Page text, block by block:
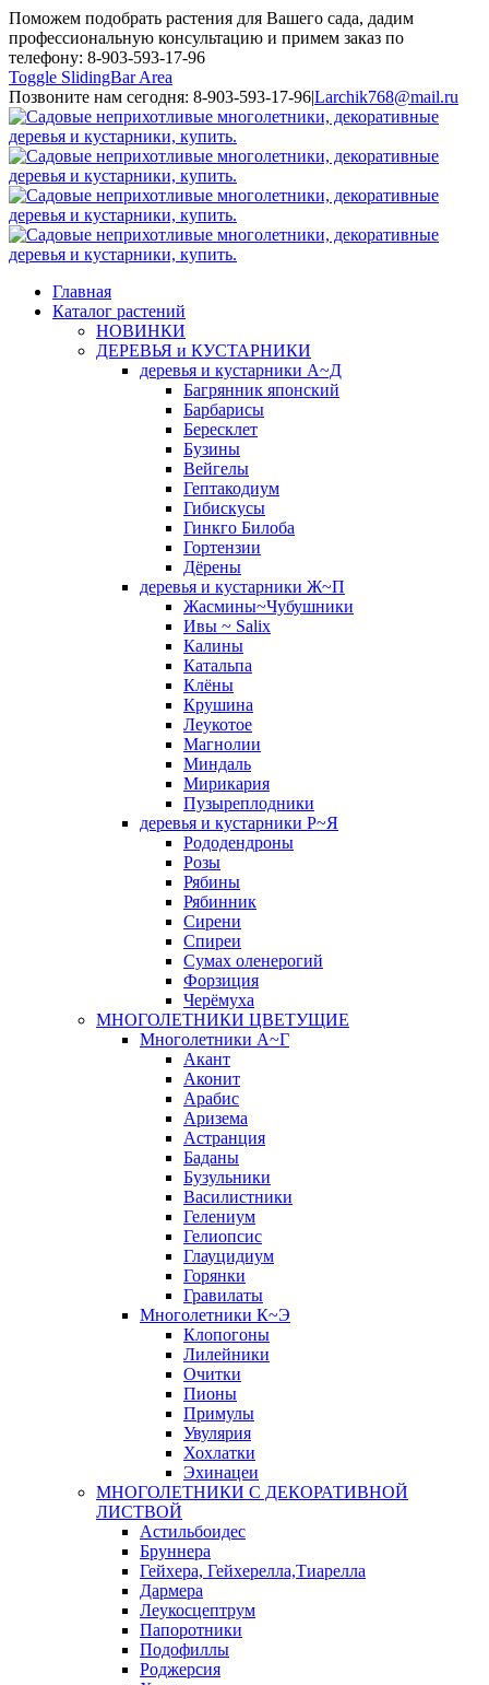
Поможем подобрать растения для Вашего сада, дадим
профессиональную консультацию и примем заказ по
телефону: 8-903-593-17-96
Toggle SlidingBar Area
Позвоните нам сегодня: 8-903-593-17-96|Larchik768@mail.ru
Главная
Каталог растений
НОВИНКИ
ДЕРЕВЬЯ и КУСТАРНИКИ
деревья и кустарники А~Д
Багрянник японский
Барбарисы
Бересклет
Бузины
Вейгелы
Гептакодиум
Гибискусы
Гинкго Билоба
Гортензии
Дёрены
деревья и кустарники Ж~П
Жасмины~Чубушники
Ивы ~ Salix
Калины
Катальпа
Клёны
Крушина
Леукотое
Магнолии
Миндаль
Мирикария
Пузыреплодники
деревья и кустарники Р~Я
Рододендроны
Розы
Рябины
Рябинник
Сирени
Спиреи
Сумах оленерогий
Форзиция
Черёмуха
МНОГОЛЕТНИКИ ЦВЕТУЩИЕ
Многолетники А~Г
Акант
Аконит
Арабис
Аризема
Астранция
Баданы
Бузульники
Василистники
Гелениум
Гелиопсис
Глауцидиум
Горянки
Гравилаты
Многолетники К~Э
Клопогоны
Лилейники
Очитки
Пионы
Примулы
Увулярия
Хохлатки
Эхинацеи
МНОГОЛЕТНИКИ С ДЕКОРАТИВНОЙ
ЛИСТВОЙ
Астильбоидес
Бруннера
Гейхера, Гейхерелла,Тиарелла
Дармера
Леукосцептрум
Папоротники
Подофиллы
Роджерсия